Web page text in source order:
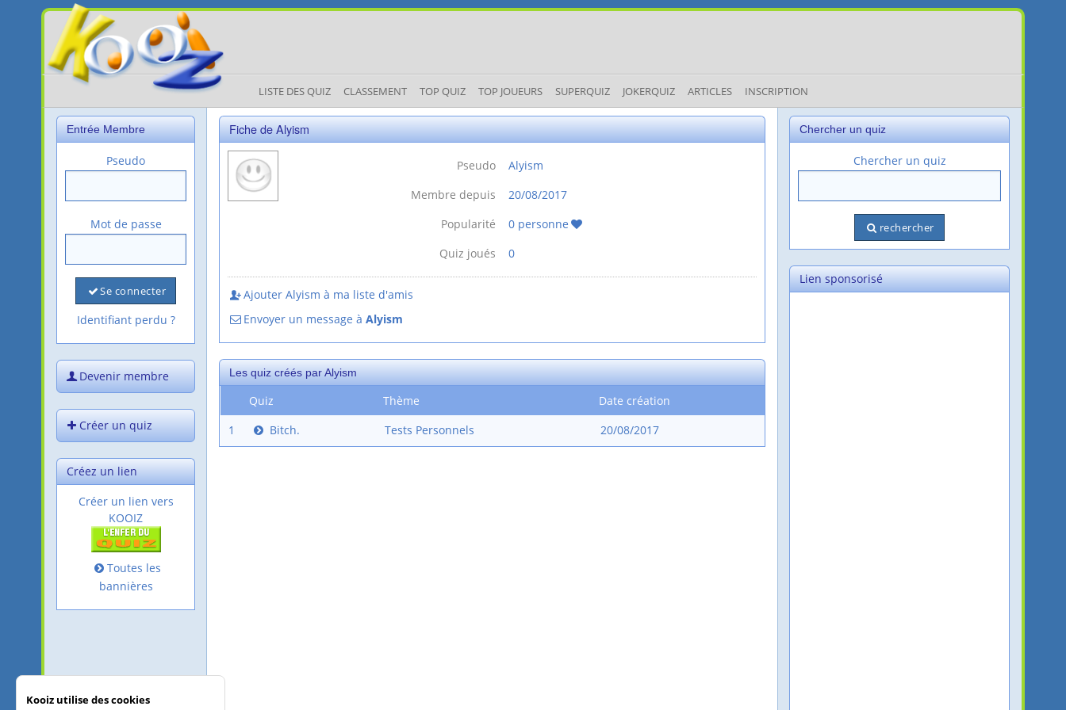
LISTE DES QUIZ CLASSEMENT TOP QUIZ TOP JOUEURS SUPERQUIZ JOKERQUIZ ARTICLES INSCRIPTION
Entrée Membre
Pseudo
Mot de passe
Se connecter
Identifiant perdu ?
Devenir membre
Créer un quiz
Créez un lien
Créer un lien vers
KOOIZ
Toutes les
bannières
Fiche de Alyism
Pseudo
Alyism
Membre depuis
20/08/2017
Popularité
0 personne
Quiz joués
0
Ajouter Alyism à ma liste d'amis
Envoyer un message àAlyism
Les quiz créés par Alyism
Quiz Thème
Date création
1
Bitch. Tests Personnels 20/08/2017
Chercher un quiz
Chercher un quiz
rechercher
Lien sponsorisé
Kooiz utilise des cookies